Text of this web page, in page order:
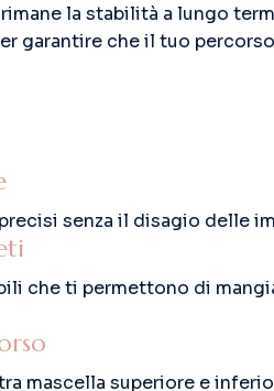
la stabilità a lungo
garantire che il tuo
senza il disagio delle
che ti permettono di
mascella superiore e